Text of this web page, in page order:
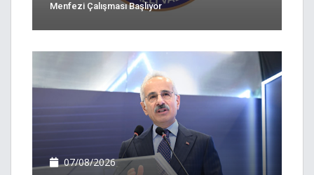
Menfezi Çalışması Başlıyor
07/08/2026